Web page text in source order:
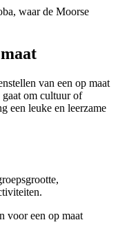
waar de Moorse
van een op maat
gaat om cultuur of
een leuke en leerzame
voor een op maat